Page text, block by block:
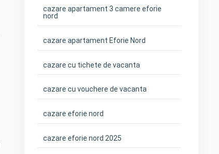
cazare apartament 3 camere eforie
nord
cazare apartament Eforie Nord
cazare cu tichete de vacanta
cazare cu vouchere de vacanta
cazare eforie nord
cazare eforie nord 2025